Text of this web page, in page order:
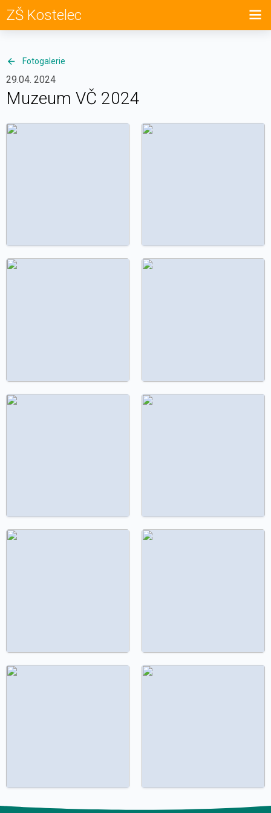
ZŠ Kostelec
Fotogalerie
29.04. 2024
Muzeum VČ 2024